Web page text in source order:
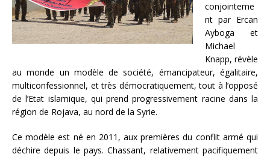
conjointeme
nt par Ercan
Ayboga et
Michael
Knapp, révèle
au monde un modèle de société, émancipateur, égalitaire,
multiconfessionnel, et très démocratiquement, tout à l’opposé
de l’Etat islamique, qui prend progressivement racine dans la
région de Rojava, au nord de la Syrie.
Ce modèle est né en 2011, aux premières du conflit armé qui
déchire depuis le pays. Chassant, relativement pacifiquement